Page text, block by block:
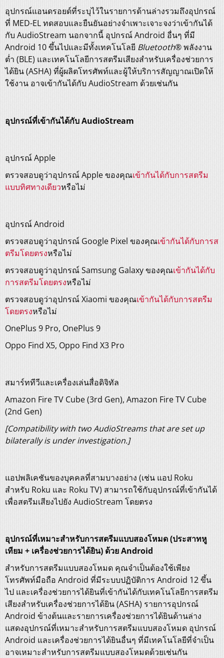
อุปกรณ์แอนดรอยด์ที่ระบุไว้ในรายการด้านล่างรวมถึงอุปกรณ์
ที่ MED-EL ทดสอบและยืนยันอย่างจำเพาะเจาะจงว่าเข้ากันได้
กับ AudioStream นอกจากนี้ อุปกรณ์ Android อื่นๆ ที่มี
Android 10 ขึ้นไปและมีทั้งเทคโนโลยี Bluetooth® พลังงาน
ต่ำ (BLE) และเทคโนโลยีการสตรีมเสียงสำหรับเครื่องช่วยการ
ได้ยิน (ASHA) ที่ผู้ผลิตโทรศัพท์และผู้ให้บริการสัญญาณเปิดให้
ใช้งาน อาจเข้ากันได้กับ AudioStream ด้วยเช่นกัน
อุปกรณ์ที่เข้ากันได้กับ AudioStream
อุปกรณ์ Apple
ตรวจสอบดูว่าอุปกรณ์ Apple ของคุณเข้ากันได้กับการสตรีม
แบบทิศทางเดียวหรือไม่
อุปกรณ์ Android
ตรวจสอบดูว่าอุปกรณ์ Google Pixel ของคุณเข้ากันได้กับการส
ตรีมโดยตรงหรือไม่
ตรวจสอบดูว่าอุปกรณ์ Samsung Galaxy ของคุณเข้ากันได้กับ
การสตรีมโดยตรงหรือไม่
ตรวจสอบดูว่าอุปกรณ์ Xiaomi ของคุณเข้ากันได้กับการสตรีม
โดยตรงหรือไม่
OnePlus 9 Pro, OnePlus 9
Oppo Find X5, Oppo Find X3 Pro
สมาร์ททีวีและเครื่องเล่นสื่อดิจิทัล
Amazon Fire TV Cube (3rd Gen), Amazon Fire TV Cube
(2nd Gen)
[Compatibility with two AudioStreams that are set up
bilaterally is under investigation.]
แอปพลิเคชันของบุคคลที่สามบางอย่าง (เช่น แอป Roku
สำหรับ Roku และ Roku TV) สามารถใช้กับอุปกรณ์ที่เข้ากันได้
เพื่อสตรีมเสียงไปยัง AudioStream โดยตรง
อุปกรณ์ที่เหมาะสำหรับการสตรีมแบบสองโหมด (ประสาทหู
เทียม + เครื่องช่วยการได้ยิน) ด้วย Android
สำหรับการสตรีมแบบสองโหมด คุณจำเป็นต้องใช้เพียง
โทรศัพท์มือถือ Android ที่มีระบบปฏิบัติการ Android 12 ขึ้น
ไป และเครื่องช่วยการได้ยินที่เข้ากันได้กับเทคโนโลยีการสตรีม
เสียงสำหรับเครื่องช่วยการได้ยิน (ASHA) รายการอุปกรณ์
Android ข้างต้นและรายการเครื่องช่วยการได้ยินด้านล่าง
แสดงอุปกรณ์ที่เหมาะสำหรับการสตรีมแบบสองโหมด อุปกรณ์
Android และเครื่องช่วยการได้ยินอื่นๆ ที่มีเทคโนโลยีที่จำเป็น
อาจเหมาะสำหรับการสตรีมแบบสองโหมดด้วยเช่นกัน